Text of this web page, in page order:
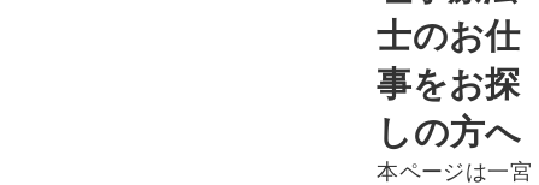
士のお仕
事をお探
しの方へ
本ページは一宮